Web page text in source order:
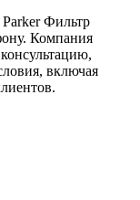
Фильтр
Компания
включая